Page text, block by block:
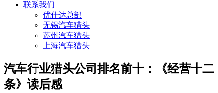
联系我们
优仕达总部
无锡汽车猎头
苏州汽车猎头
上海汽车猎头
​汽车行业猎头公司排名前十：《经营十二
条》读后感